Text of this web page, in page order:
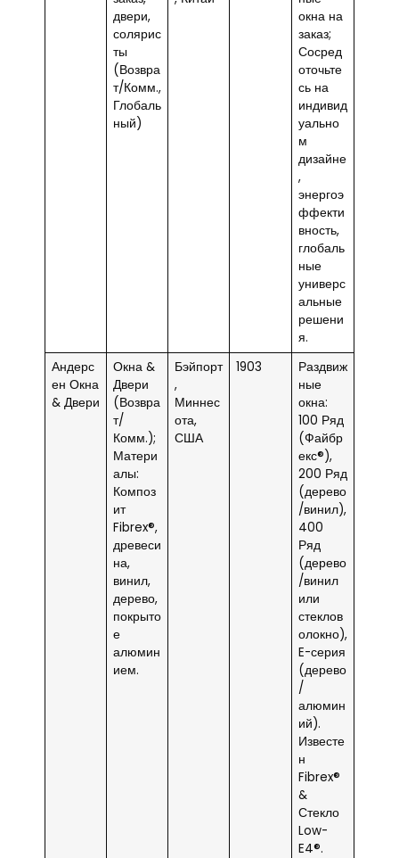
двери,
солярис
ты
(Возвра
т/Комм.,
Глобаль
ный)
окна на
заказ;
Сосред
оточьте
сь на
индивид
уально
м
дизайне
,
энергоэ
ффекти
вность,
глобаль
ные
универс
альные
решени
я.
Андерс
ен Окна
& Двери
Окна &
Двери
(Возвра
т/
Комм.);
Матери
алы:
Композ
ит
Fibrex®,
древеси
на,
винил,
дерево,
покрыто
е
алюмин
ием.
Бэйпорт
,
Миннес
ота,
США
1903
Раздвиж
ные
окна:
100 Ряд
(Файбр
екс®),
200 Ряд
(дерево
/винил),
400
Ряд
(дерево
/винил
или
стеклов
олокно),
E-серия
(дерево
/
алюмин
ий).
Известе
н
Fibrex®
&
Стекло
Low-
E4®.